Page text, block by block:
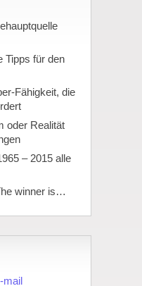
Tipps für den
Fähigkeit, die
oder Realität
– 2015 alle
winner is…